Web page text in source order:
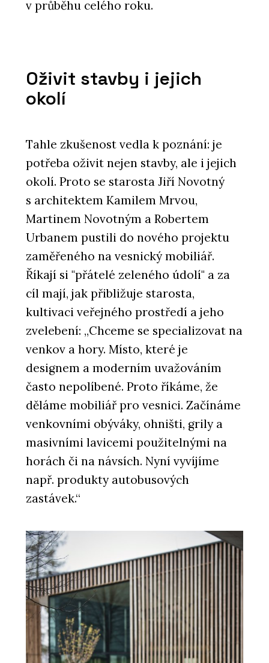
v průběhu celého roku.
Oživit stavby i jejich
okolí
Tahle zkušenost vedla k poznání: je
potřeba oživit nejen stavby, ale i jejich
okolí. Proto se starosta Jiří Novotný
s architektem Kamilem Mrvou,
Martinem Novotným a Robertem
Urbanem pustili do nového projektu
zaměřeného na vesnický mobiliář.
Říkají si "přátelé zeleného údolí" a za
cíl mají, jak přibližuje starosta,
kultivaci veřejného prostředí a jeho
zvelebení: „Chceme se specializovat na
venkov a hory. Místo, které je
designem a moderním uvažováním
často nepolíbené. Proto říkáme, že
děláme mobiliář pro vesnici. Začínáme
venkovními obýváky, ohništi, grily a
masivními lavicemi použitelnými na
horách či na návsích. Nyní vyvíjíme
např. produkty autobusových
zastávek.“